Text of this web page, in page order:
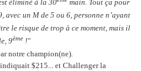
éliminé à la 30
main. Tout ça pour
avec un M de 5 ou 6, personne n’ayant
le risque de trop à ce moment, mais il
9ème !"
notre champion(ne).
$215... et Challenger la